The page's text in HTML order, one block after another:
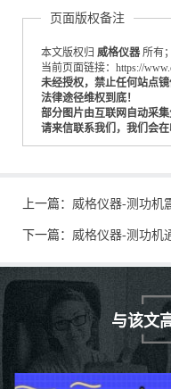
页面版权备注
本文版权归 威格仪器 所有
当前页面链接：https://
未经授权，禁止任何站点
法律途径维权到底！
部分图片由互联网自动采
请来信联系我们，我们会在
上一篇： 威格仪器-测功机
下一篇： 威格仪器-测功机
与该文